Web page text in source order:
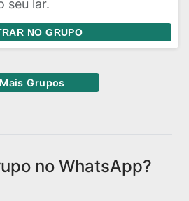
seu lar.
NO GRUPO
Mais Grupos
no WhatsApp?